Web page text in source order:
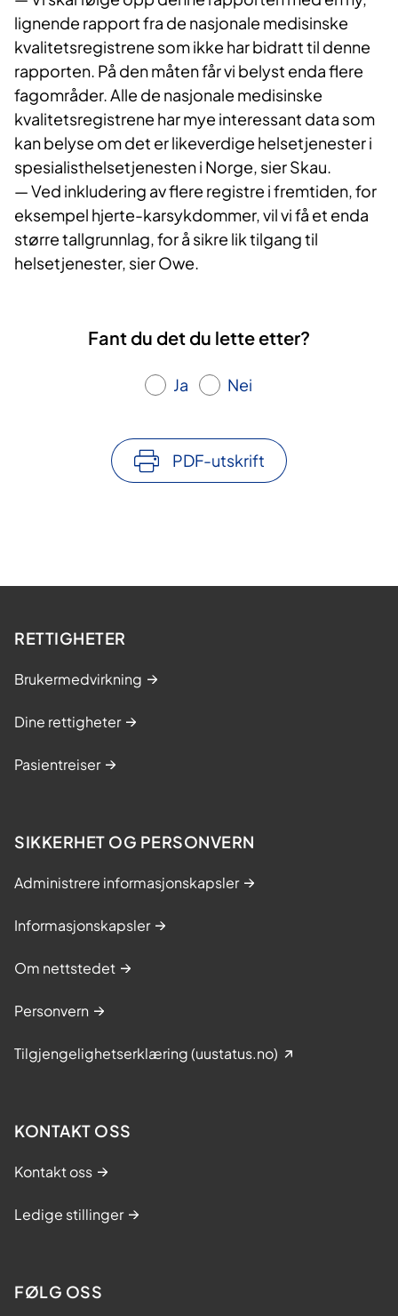
lignende rapport fra de nasjonale medisinske
kvalitetsregistrene som ikke har bidratt til denne
rapporten. På den måten får vi belyst enda flere
fagområder. Alle de nasjonale medisinske
kvalitetsregistrene har mye interessant data som
kan belyse om det er likeverdige helsetjenester i
spesialisthelsetjenesten i Norge, sier Skau.
— Ved inkludering av flere registre i fremtiden, for
eksempel hjerte-karsykdommer, vil vi få et enda
større tallgrunnlag, for å sikre lik tilgang til
helsetjenester, sier Owe.
Fant du det du lette etter?
Ja Nei
PDF-utskrift
RETTIGHETER
Brukermedvirkning
Dine rettigheter
Pasientreiser
SIKKERHET OG PERSONVERN
Administrere informasjonskapsler
Informasjonskapsler
Om nettstedet
Personvern
Tilgjengelighetserklæring (uustatus.no)
KONTAKT OSS
Kontakt oss
Ledige stillinger
FØLG OSS